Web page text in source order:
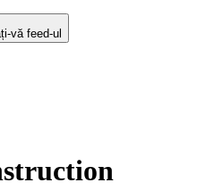
vă feed-ul